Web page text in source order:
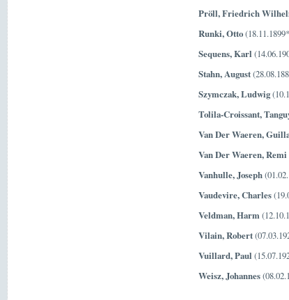
Pröll, Friedrich
Runki, Otto
Sequens, Karl
Stahn, August
Szymczak, Ludwig
Tolila-Croissant,
Van Der Waeren,
Van Der Waeren, Remi
Vanhulle, Joseph
Vaudevire, Charles
Veldman, Harm
Vilain, Robert
Vuillard, Paul
Weisz, Johannes